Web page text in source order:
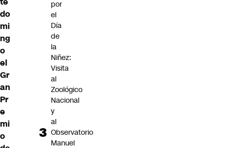
do
mi
ng
o
el
Gr
an
Pr
e
mi
o
por
el
Día
de
la
Niñez:
Visita
al
Zoológico
Nacional
y
al
Observatorio
Manuel